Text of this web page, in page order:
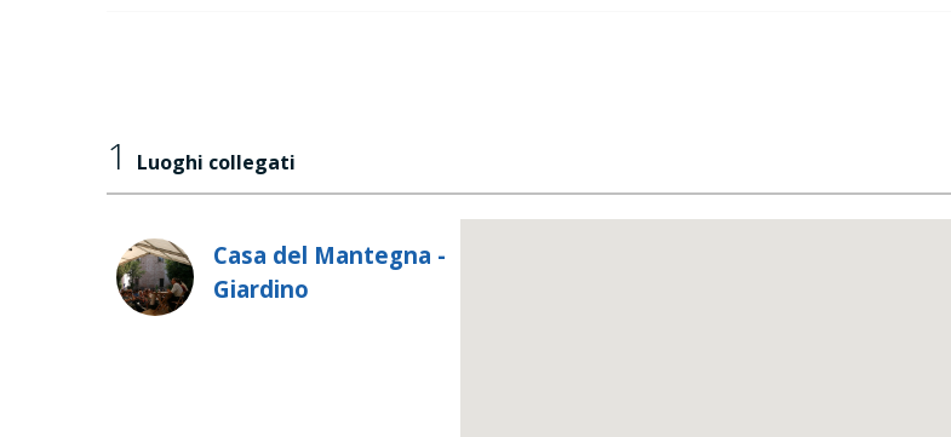
1 Luoghi collegati
Casa del Mantegna -
Giardino